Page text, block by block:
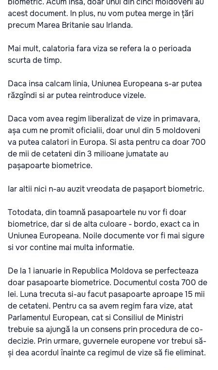
acest document. In plus, nu vom putea merge in țări
precum Marea Britanie sau Irlanda.
Mai mult, calatoria fara viza se refera la o perioada
scurta de timp.
Daca insa calcam linia, Uniunea Europeana s-ar putea
răzgîndi si ar putea reintroduce vizele.
Daca vom avea regim liberalizat de vize in primavara,
așa cum ne promit oficialii, doar unul din 5 moldoveni
va putea calatori in Europa. Si asta pentru ca doar 700
de mii de cetateni din 3 milioane jumatate au
pașapoarte biometrice.
Iar altii nici n-au auzit vreodata de pașaport biometric.
Totodata, din toamnă pasapoartele nu vor fi doar
biometrice, dar si de alta culoare - bordo, exact ca in
Uniunea Europeana. Noile documente vor fi mai sigure
si vor contine mai multa informatie.
De la 1 ianuarie in Republica Moldova se perfecteaza
doar pasapoarte biometrice. Documentul costa 700 de
lei. Luna trecuta si-au facut pasapoarte aproape 15 mii
de cetateni. Pentru ca sa avem regim fara vize, atat
Parlamentul European, cat si Consiliul de Ministri
trebuie sa ajungă la un consens prin procedura de co-
decizie. Prin urmare, guvernele europene vor trebui să-
și dea acordul înainte ca regimul de vize să fie eliminat.